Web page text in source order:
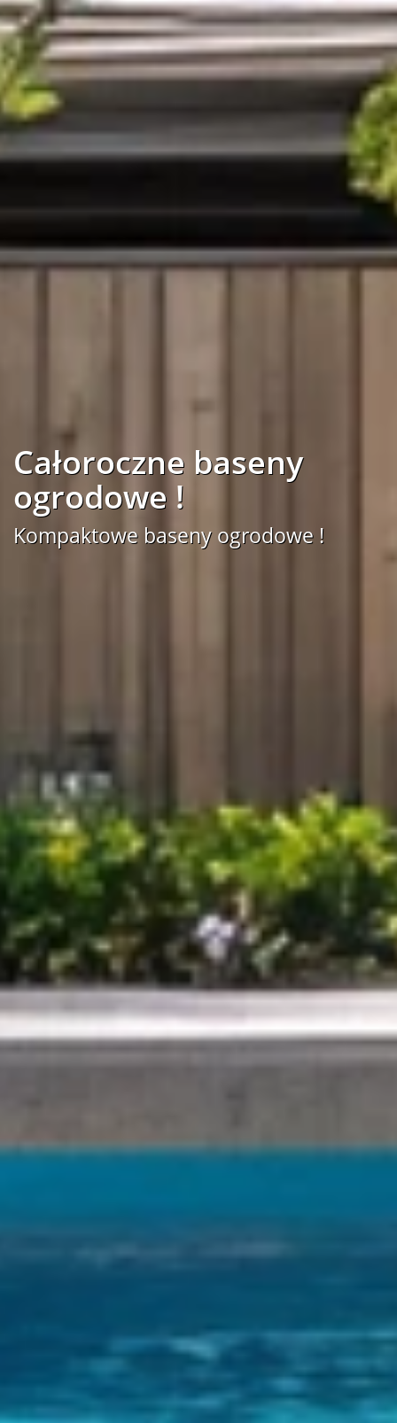
Całoroczne baseny
ogrodowe !
Kompaktowe baseny ogrodowe !